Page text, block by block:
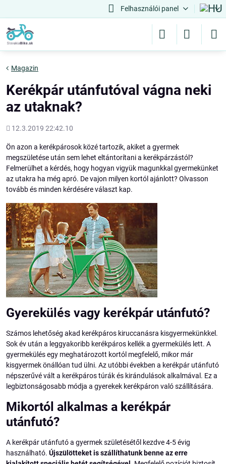
Felhasználói panel
Magazin
Kerékpár utánfutóval vágna neki
az utaknak?
Hozááadott
12.3.2019 22:42.10
Ön azon a kerékpárosok közé tartozik, akiket a gyermek
megszületése után sem lehet eltántorítani a kerékpárzástól?
Felmerülhet a kérdés, hogy hogyan vigyük magunkkal gyermekünket
az utakra ha még apró. De vajon milyen kortól ajánlott? Olvasson
tovább és minden kérdésére választ kap.
Gyerekülés vagy kerékpár utánfutó?
Számos lehetőség akad kerékpáros kiruccanásra kisgyermekünkkel.
Sok év után a leggyakoribb kerékpáros kellék a gyermekülés lett. A
gyermekülés egy meghatározott kortól megfelelő, mikor már
kisgyermek önállóan tud ülni. Az utóbbi években a kerékpár utánfutó
népszerűvé vált a kerékpáros túrák és kirándulások alkalmával. Ez a
legbiztonságosabb módja a gyerekek kerékpáron való szállítására.
Mikortól alkalmas a kerékpár
utánfutó?
A kerékpár utánfutó a gyermek születésétől kezdve 4-5 évig
használható. Újszülötteket is szállíthatunk benne az erre